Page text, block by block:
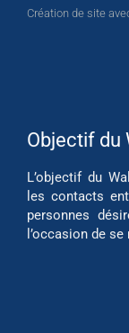
Création de site
Objectif du
L’objectif du
les contacts
personnes
l’occasion de se